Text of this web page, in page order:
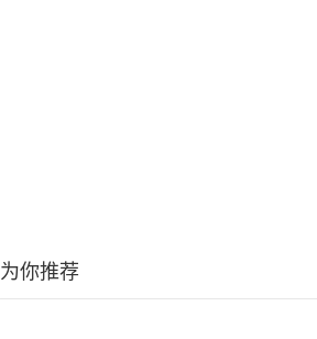
为你推荐